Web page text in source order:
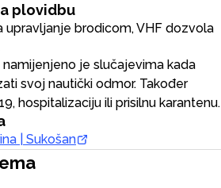
plovidbu
upravljanje brodicom, VHF dozvola
je slučajevima kada
svoj nautički odmor. Također
hospitalizaciju ili prisilnu karantenu.
| Sukošan